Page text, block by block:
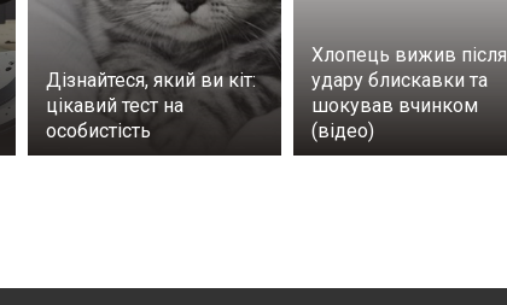
Дізнайтеся, який ви кіт:
цікавий тест на
особистість
Хлопець вижив після
удару блискавки та
шокував вчинком
(відео)